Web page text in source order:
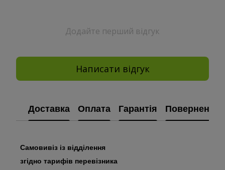
Додайте перший відгук
Написати відгук
Доставка Оплата Гарантія Повернення
Самовивіз із відділення
згідно тарифів перевізника